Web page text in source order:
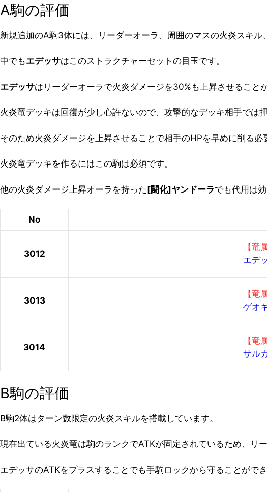
A駒の評価
新規追加のA駒3体には、リーダーオーラ、周囲のマスの火炎スキル
中でもエデッサはこのストラクチャーセットの目玉です。
エデッサはリーダーオーラで火炎ダメージを30%も上昇させること
火炎竜デッキは回復が少し心許ないので、攻撃的なデッキ相手では
そのため火炎ダメージを上昇させることで相手のHPを早めに削る必
火炎竜デッキを作るにはこの駒は必須です。
他の火炎ダメージ上昇オーラを持った[闘化]ヤンドーラでも代用は
No
3012
【竜
エデ
3013
【竜
ゲオ
3014
【竜
サル
B駒の評価
B駒2体はターン数限定の火炎スキルを搭載しています。
現在出ている火炎竜は駒のランクでATKが固定されているため、リ
エデッサのATKをプラスすることでも手駒ロックから守ることがで